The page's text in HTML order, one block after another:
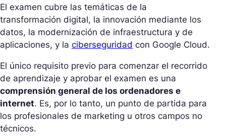
El examen cubre las temáticas de la
transformación digital, la innovación mediante los
datos, la modernización de infraestructura y de
aplicaciones, y la ciberseguridad con Google Cloud.
El único requisito previo para comenzar el recorrido
de aprendizaje y aprobar el examen es una
comprensión general de los ordenadores e
internet. Es, por lo tanto, un punto de partida para
los profesionales de marketing u otros campos no
técnicos.